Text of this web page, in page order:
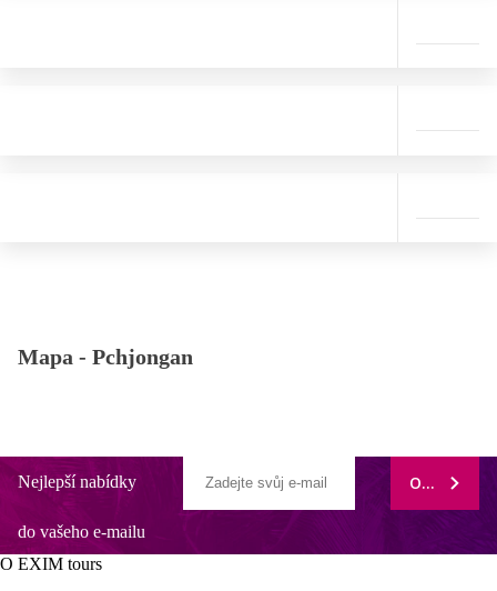
Mapa - Pchjongan
Nejlepší nabídky
do vašeho e-mailu
ODEBÍRAT
O EXIM tours